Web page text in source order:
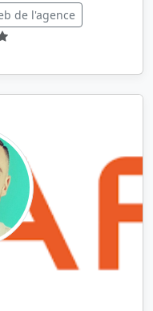
de l'agence